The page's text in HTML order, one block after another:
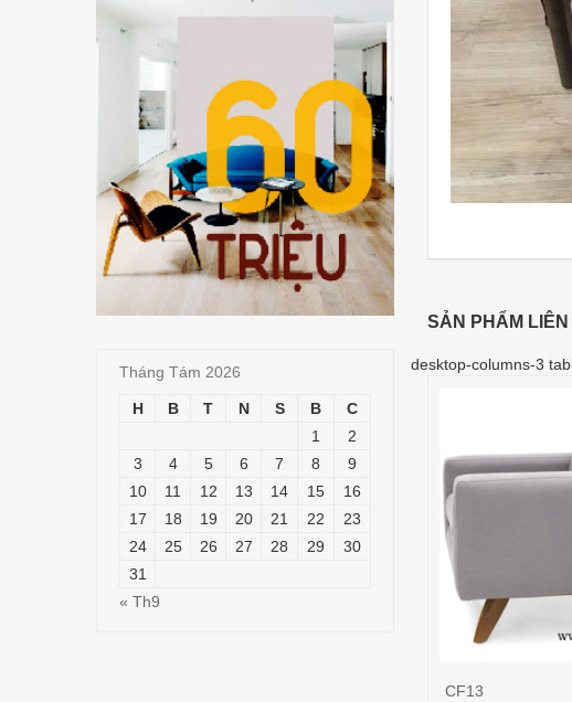
SẢN PHẨM LIÊN
desktop-columns-3
CF13
Tháng Tám 2026
H B T N S B
C
1
2
3
4 5 6 7 8
9
10
11 12 13 14 15
16
17
18 19 20 21 22
23
24
25 26 27 28 29
30
31
« Th9